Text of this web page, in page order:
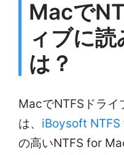
Macで
ィブに
は？
MacでNTFSドライ
は、 iBoysoft
の高いNTFS for